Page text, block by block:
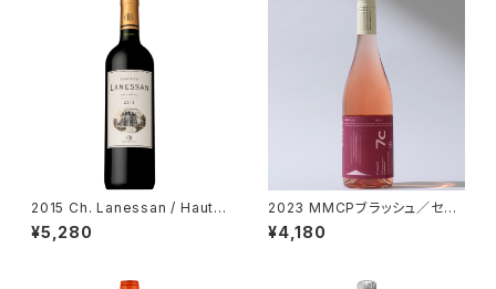
2015 Ch. Lanessan / Haut-
Medoc
¥5,280
2023 MMCPブラッシュ／セブ
ンシダーズ・ワイナリー
¥4,180